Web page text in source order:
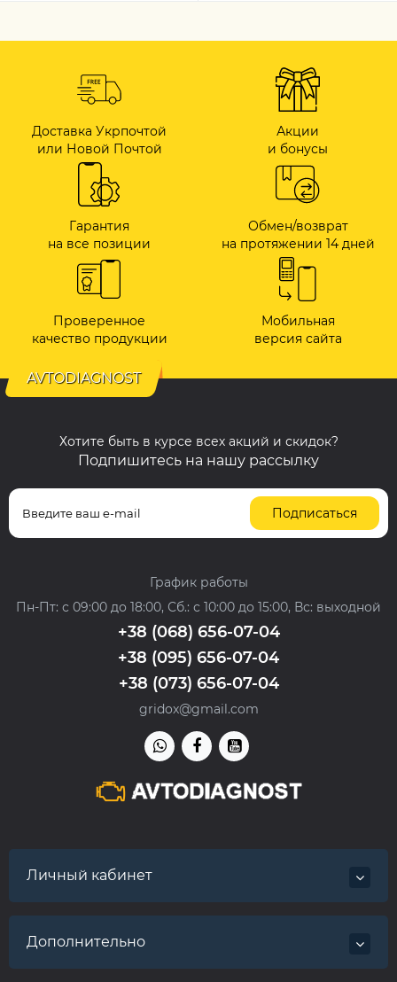
Доставка Укрпочтой
или Новой Почтой
Акции
и бонусы
Гарантия
на все позиции
Обмен/возврат
на протяжении 14 дней
Проверенное
качество продукции
Мобильная
версия сайта
AVTODIAGNOST
Хотите быть в курсе всех акций и скидок?
Подпишитесь на нашу рассылку
Подписаться
График работы
Пн-Пт: с 09:00 до 18:00, Сб.: с 10:00 до 15:00, Вс: выходной
+38 (068) 656-07-04
+38 (095) 656-07-04
+38 (073) 656-07-04
gridox@gmail.com
Личный кабинет
Дополнительно